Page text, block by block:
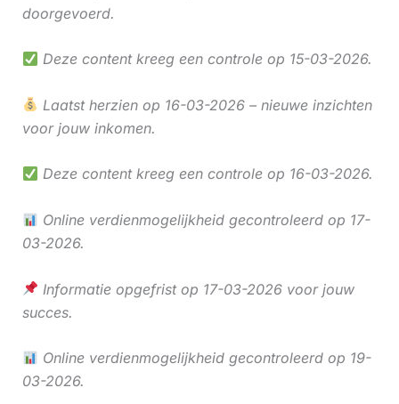
doorgevoerd.
Deze content kreeg een controle op 15-03-2026.
Laatst herzien op 16-03-2026 – nieuwe inzichten
voor jouw inkomen.
Deze content kreeg een controle op 16-03-2026.
Online verdienmogelijkheid gecontroleerd op 17-
03-2026.
Informatie opgefrist op 17-03-2026 voor jouw
succes.
Online verdienmogelijkheid gecontroleerd op 19-
03-2026.